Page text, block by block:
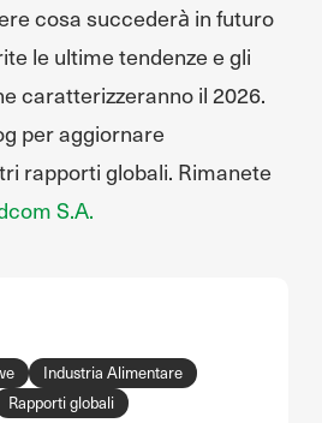
cosa succederà in futuro
le ultime tendenze e gli
caratterizzeranno il 2026.
per aggiornare
rapporti globali. Rimanete
S.A.
Industria Alimentare
Rapporti globali